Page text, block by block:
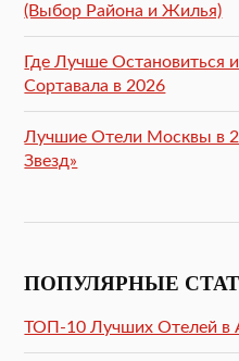
(Выбор Района и Жилья)
Где Лучше Остановиться
Сортавала в 2026
Лучшие Отели Москвы в
Звезд»
ПОПУЛЯРНЫЕ
ТОП-10 Лучших Отелей в